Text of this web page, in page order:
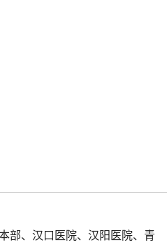
部、汉口医院、汉阳医院、青